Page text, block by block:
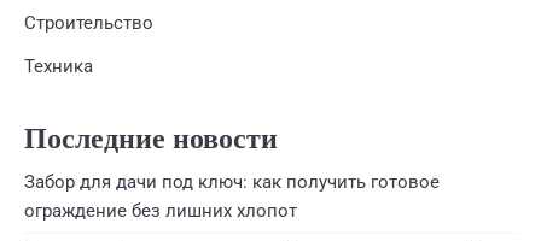
Строительство
Техника
Последние новости
Забор для дачи под ключ: как получить готовое
ограждение без лишних хлопот